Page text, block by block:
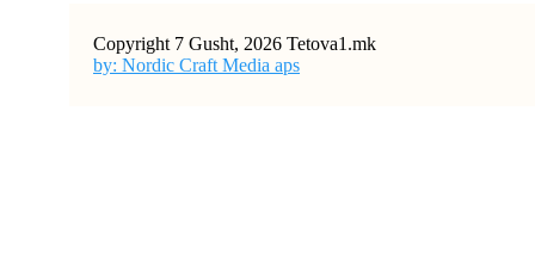
Copyright 7 Gusht, 2026 Tetova1.mk
by: Nordic Craft Media aps